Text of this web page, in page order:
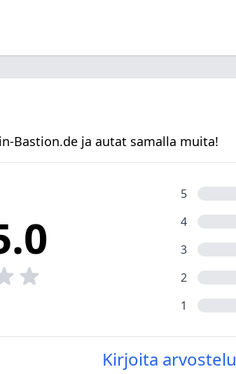
Bastion.de ja autat samalla muita!
5
4
3
2
1
Kirjoita arvostelu